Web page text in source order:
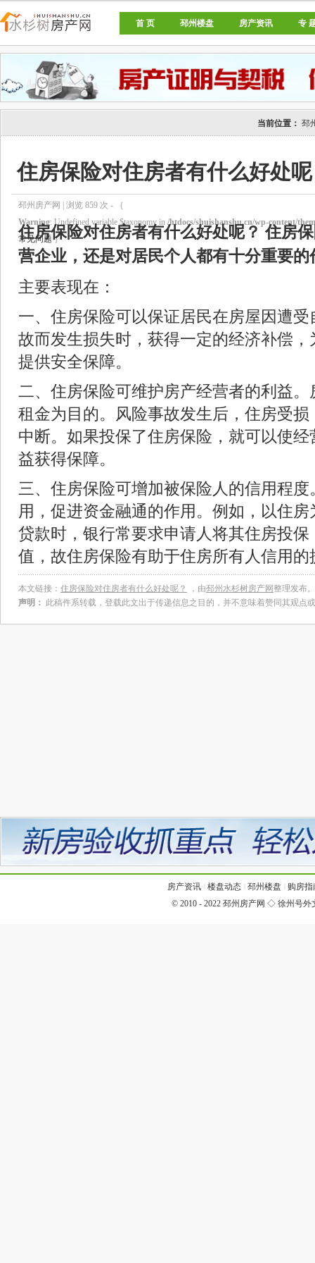
首 页 邳州楼盘 房产资讯 专
当前位置： 邳
住房保险对住房者有什么好处
邳州房产网 | 浏览 859 次 - ｛
Warning: Undefined variable $taxonomy in /htdocs/shuishanshu.cn/wp-content/
常见问题｝
住房保险对住房者有什么好处呢？ 住房
营企业，还是对居民个人都有十分重要的
主要表现在：
一、住房保险可以保证居民在房屋因遭
故而发生损失时，获得一定的经济补偿
提供安全保障。
二、住房保险可维护房产经营者的利益
租金为目的。风险事故发生后，住房受
中断。如果投保了住房保险，就可以使
益获得保障。
三、住房保险可增加被保险人的信用程
用，促进资金融通的作用。例如，以住
贷款时，银行常要求申请人将其住房投
值，故住房保险有助于住房所有人信用的
本文链接： 住房保险对住房者有什么好处呢？ ，由邳州水杉树房产网整理发布。
声明：
此稿件系转载，登载此文出于传递信息之目的，并不意味着赞同其观点
房产资讯 楼盘动态 邳州楼盘
购房指
© 2010 - 2022 邳州房产网 ◇ 徐州号外